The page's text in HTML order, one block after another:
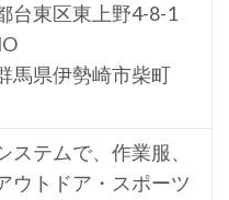
台東区東上野4-8-1
馬県伊勢崎市柴町
ステムで、作業服、
ウトドア・スポーツ